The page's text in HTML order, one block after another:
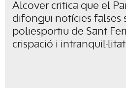
Alcover critica que el
difongui notícies falses
poliesportiu de Sant
crispació i